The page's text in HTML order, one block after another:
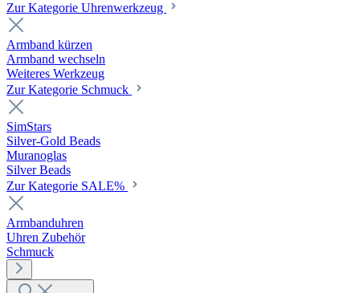
Zur Kategorie Uhrenwerkzeug
Armband kürzen
Armband wechseln
Weiteres Werkzeug
Zur Kategorie Schmuck
SimStars
Silver-Gold Beads
Muranoglas
Silver Beads
Zur Kategorie SALE%
Armbanduhren
Uhren Zubehör
Schmuck